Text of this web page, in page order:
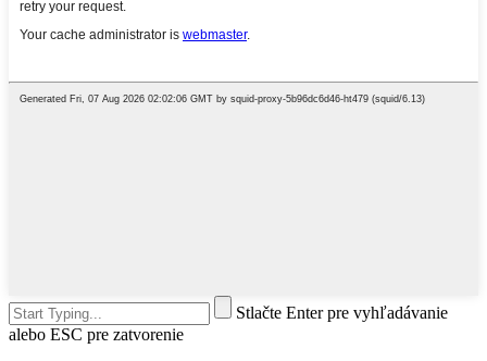
Stlačte Enter pre vyhľadávanie
alebo ESC pre zatvorenie